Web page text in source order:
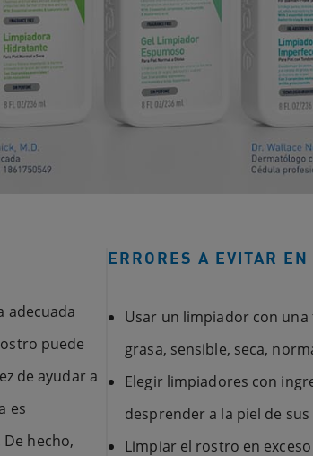
adecuada
puede
de ayudar a
es
hecho,
ERRORES A EVITAR
Usar un limpiador con
grasa, sensible, seca,
Elegir limpiadores con
desprender a la piel de
Limpiar el rostro en